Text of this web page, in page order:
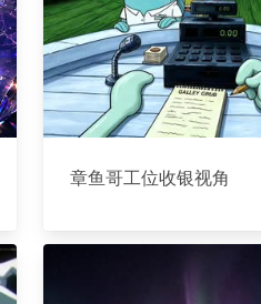
章鱼哥工位收银视角